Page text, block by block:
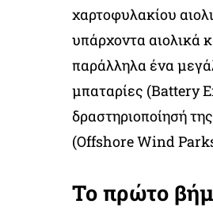
χαρτοφυλακίου
υπάρχοντα αιολικά
παράλληλα ένα
μπαταρίες (Battery
δραστηριοποίησή
(Offshore Wind
Το πρώτο